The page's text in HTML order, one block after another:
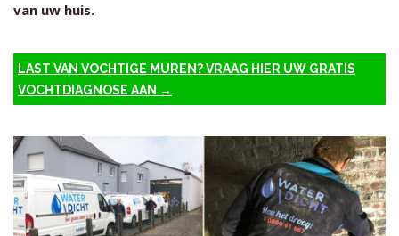
van uw huis.
LAST VAN VOCHTIGE MUREN? VRAAG HIER UW GRATIS
VOCHTDIAGNOSE AAN →